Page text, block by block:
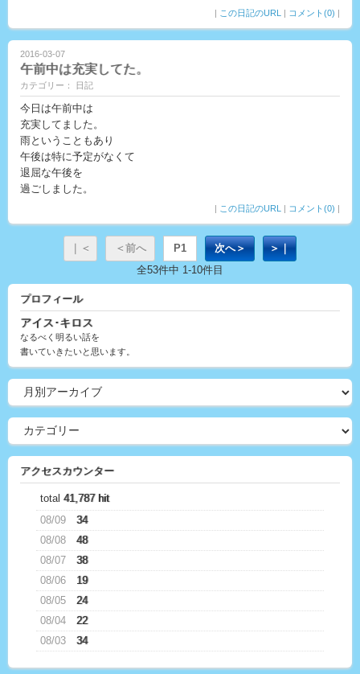
| この日記のURL | コメント(0) |
2016-03-07
午前中は充実してた。
カテゴリー： 日記
今日は午前中は
充実してました。
雨ということもあり
午後は特に予定がなくて
退屈な午後を
過ごしました。
| この日記のURL | コメント(0) |
｜＜ ＜前へ P1 次へ＞
＞｜
全53件中 1-10件目
プロフィール
アイス･キロス
なるべく明るい話を
書いていきたいと思います。
アクセスカウンター
total 41,787 hit
08/09
34
08/08
48
08/07
38
08/06
19
08/05
24
08/04
22
08/03
34